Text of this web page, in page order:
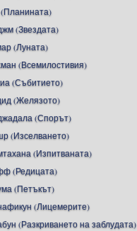
(Звездата)
(Луната)
(Всемилостивия)
(Събитието)
(Желязото)
(Спорът)
(Изселването)
(Изпитваната)
(Редицата)
(Петъкът)
(Лицемерите)
(Разкриването на заблудата)